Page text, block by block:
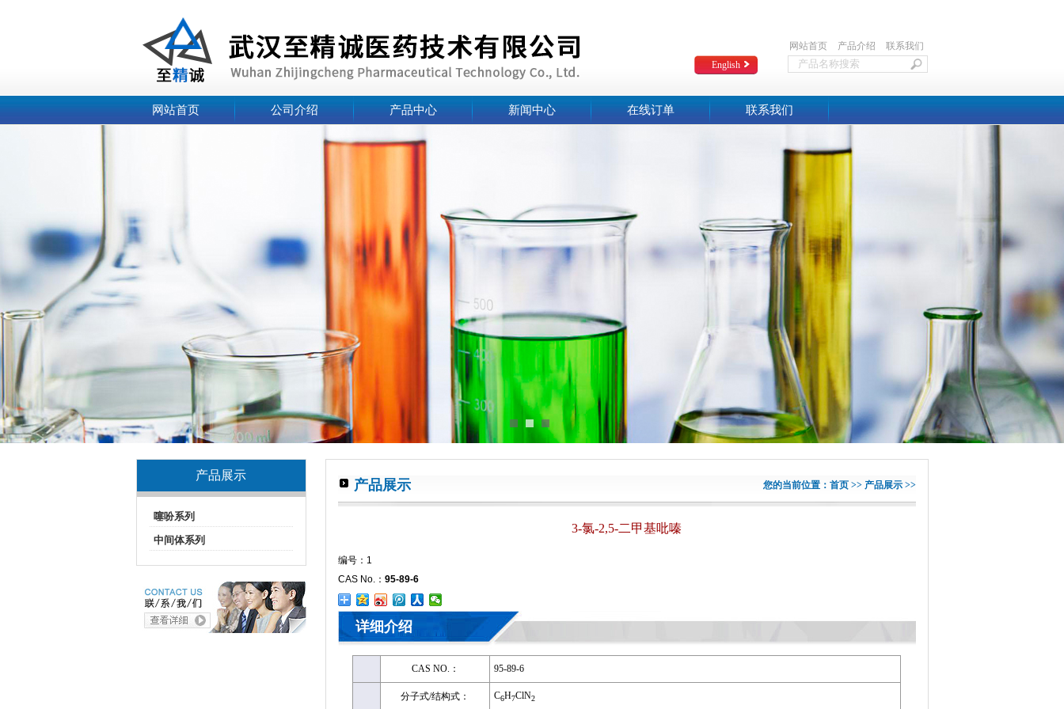
网站首页 产品介绍
联系我们
English
网站首页 公司介绍 产品中心 新闻中心 在线订单 联系我们
产品展示
噻吩系列
中间体系列
产品展示 您的当前位置：首页 >> 产品展示 >>
3-氯-2,5-二甲基吡嗪
编号：1
CAS No.： 95-89-6
详细介绍
CAS NO.： 95-89-6
分子式/结构式： C6H7ClN2